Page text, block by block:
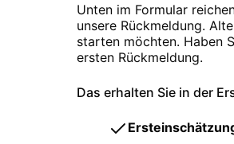
Unten im Formular
unsere Rückmeldung.
starten möchten. Haben
ersten Rückmeldung.
Das erhalten Sie in der